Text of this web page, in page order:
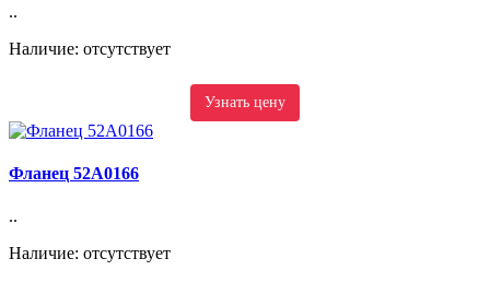
..
Наличие: отсутствует
Узнать цену
Фланец 52A0166
..
Наличие: отсутствует